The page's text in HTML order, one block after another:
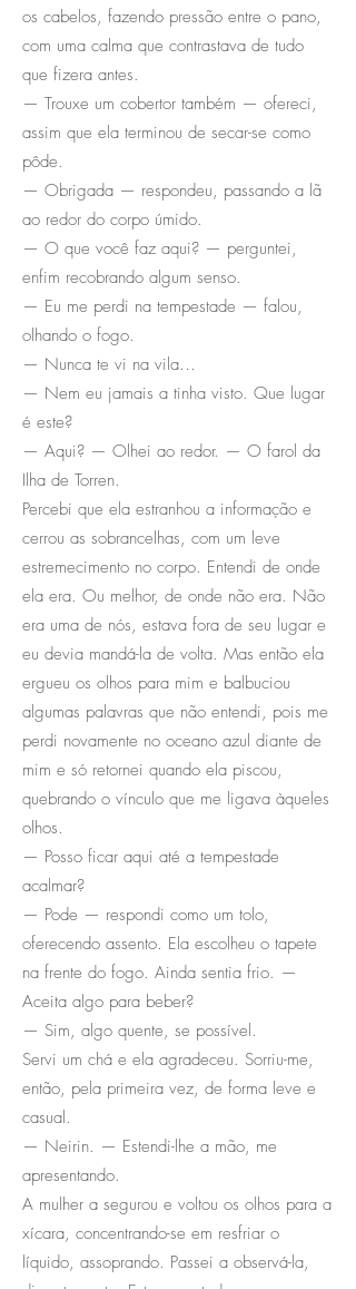
os cabelos, fazendo pressão entre o pano,
com uma calma que contrastava de tudo
que fizera antes.
— Trouxe um cobertor também — ofereci,
assim que ela terminou de secar-se como
pôde.
— Obrigada — respondeu, passando a lã
ao redor do corpo úmido.
— O que você faz aqui? — perguntei,
enfim recobrando algum senso.
— Eu me perdi na tempestade — falou,
olhando o fogo.
— Nunca te vi na vila…
— Nem eu jamais a tinha visto. Que lugar
é este?
— Aqui? — Olhei ao redor. — O farol da
Ilha de Torren.
Percebi que ela estranhou a informação e
cerrou as sobrancelhas, com um leve
estremecimento no corpo. Entendi de onde
ela era. Ou melhor, de onde não era. Não
era uma de nós, estava fora de seu lugar e
eu devia mandá-la de volta. Mas então ela
ergueu os olhos para mim e balbuciou
algumas palavras que não entendi, pois me
perdi novamente no oceano azul diante de
mim e só retornei quando ela piscou,
quebrando o vínculo que me ligava àqueles
olhos.
— Posso ficar aqui até a tempestade
acalmar?
— Pode — respondi como um tolo,
oferecendo assento. Ela escolheu o tapete
na frente do fogo. Ainda sentia frio. —
Aceita algo para beber?
— Sim, algo quente, se possível.
Servi um chá e ela agradeceu. Sorriu-me,
então, pela primeira vez, de forma leve e
casual.
— Neirin. — Estendi-lhe a mão, me
apresentando.
A mulher a segurou e voltou os olhos para a
xícara, concentrando-se em resfriar o
líquido, assoprando. Passei a observá-la,